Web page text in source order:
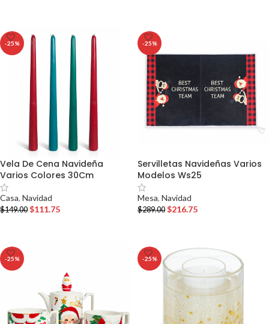
-25%
Vela De Cena Navideña
Varios Colores 30Cm
Casa, Navidad
$149.00 $111.75
-25%
Servilletas Navideñas Varios
Modelos Ws25
Mesa, Navidad
$289.00 $216.75
-25% -25%